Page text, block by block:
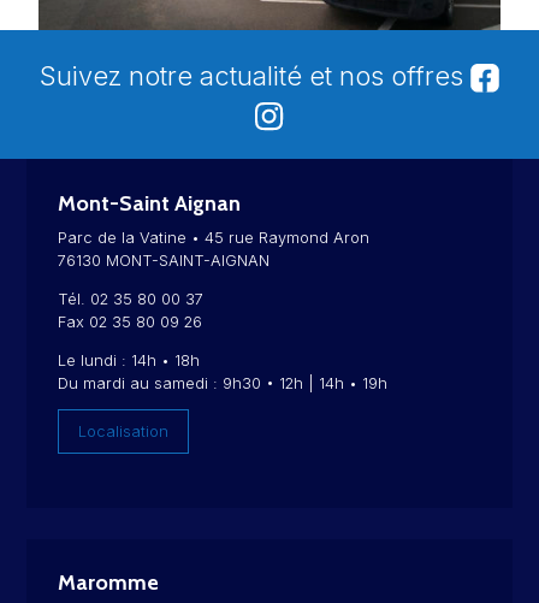
Suivez notre actualité et nos offres
Mont-Saint Aignan
Parc de la Vatine • 45 rue Raymond Aron
76130 MONT-SAINT-AIGNAN
Tél. 02 35 80 00 37
Fax 02 35 80 09 26
Le lundi : 14h • 18h
Du mardi au samedi : 9h30 • 12h | 14h • 19h
Localisation
Maromme